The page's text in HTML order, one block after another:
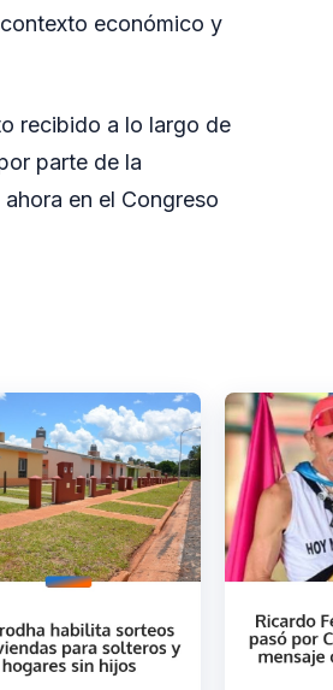
económico y
recibido a lo largo de
parte de la
en el Congreso